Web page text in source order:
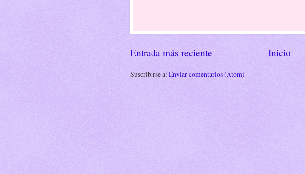
Entrada más reciente Inicio
Suscribirse a: Enviar comentarios (Atom)